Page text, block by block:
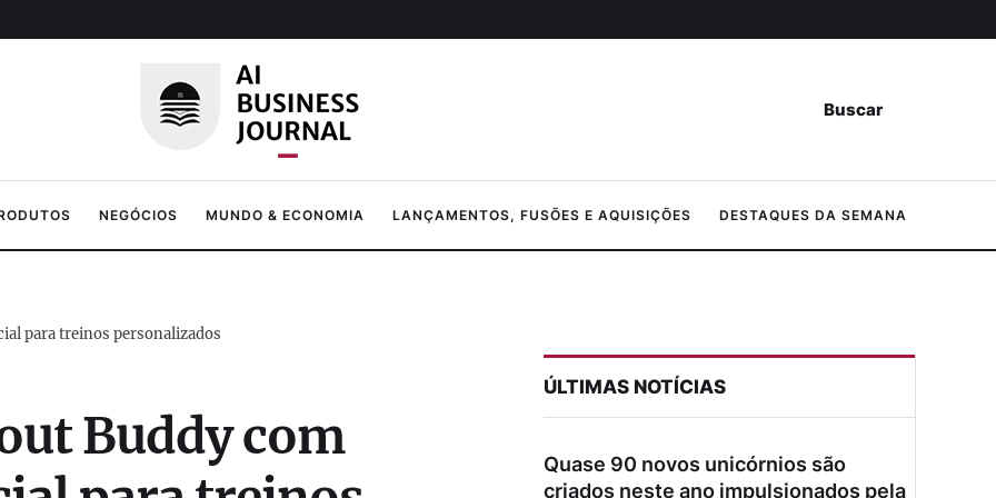
Buscar
NEGÓCIOS MUNDO & ECONOMIA LANÇAMENTOS, FUSÕES E AQUISIÇÕES DESTAQUES DA SEMANA
para treinos personalizados
Buddy com
ÚLTIMAS NOTÍCIAS
Quase 90 novos unicórnios são
criados neste ano impulsionados pela